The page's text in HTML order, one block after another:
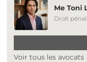
Me Toni
Droit
Voir tous les avocats